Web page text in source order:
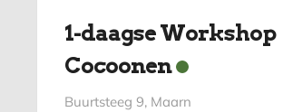
1-daagse Workshop
Cocoonen
Buurtsteeg 9, Maarn